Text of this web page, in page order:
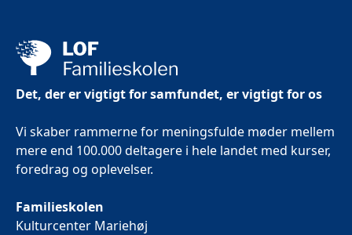
Det, der er vigtigt for samfundet, er vigtigt for os
Vi skaber rammerne for meningsfulde møder mellem
mere end 100.000 deltagere i hele landet med kurser,
foredrag og oplevelser.
Familieskolen
Kulturcenter Mariehøj